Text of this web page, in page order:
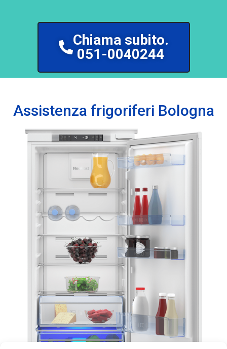
Chiama subito.
051-0040244
Assistenza frigoriferi Bologna